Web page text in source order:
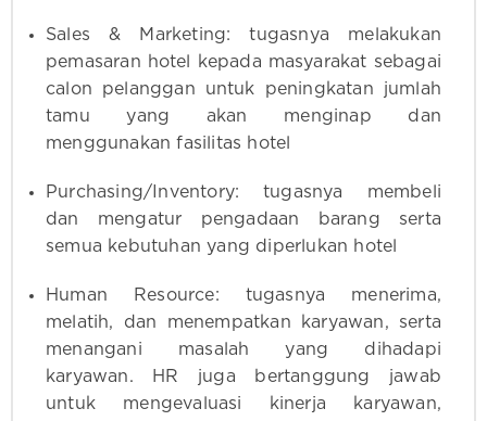
Sales & Marketing: tugasnya melakukan
pemasaran hotel kepada masyarakat sebagai
calon pelanggan untuk peningkatan jumlah
tamu yang akan menginap dan
menggunakan fasilitas hotel
Purchasing/Inventory: tugasnya membeli
dan mengatur pengadaan barang serta
semua kebutuhan yang diperlukan hotel
Human Resource: tugasnya menerima,
melatih, dan menempatkan karyawan, serta
menangani masalah yang dihadapi
karyawan. HR juga bertanggung jawab
untuk mengevaluasi kinerja karyawan,